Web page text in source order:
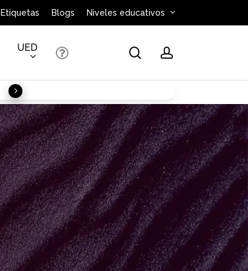
Etiquetas Blogs Niveles educativos
UED searchaccount